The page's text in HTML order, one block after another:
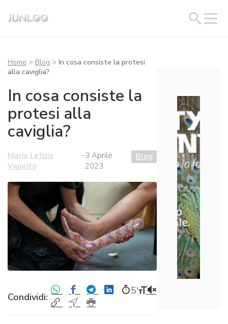
Home > Blog > In cosa consiste la protesi
alla caviglia?
In cosa consiste la
protesi alla
caviglia?
Maria Letizia
Vigorito
-3 Aprile
2023
Blog
Condividi:
5′